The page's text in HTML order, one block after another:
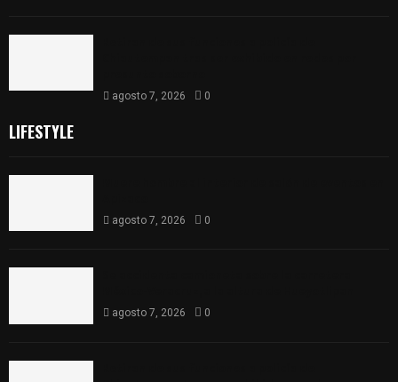
agosto 7, 2026 0
LIFESTYLE
agosto 7, 2026 0
agosto 7, 2026 0